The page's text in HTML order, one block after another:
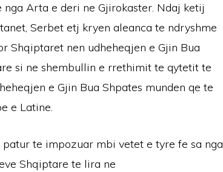
Arta e deri ne Gjirokaster. Ndaj ketij
Serbet etj kryen aleanca te ndryshme
Shqiptaret nen udheheqjen e Gjin Bua
si ne shembullin e rrethimit te qytetit te
e Gjin Bua Shpates munden qe te
e Latine.
te impozuar mbi vetet e tyre fe sa nga
Shqiptare te lira ne